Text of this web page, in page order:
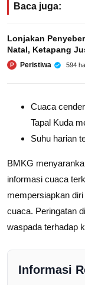
Baca juga:
Lonjakan
Natal, Ketapang
P Peristiwa 594
Cuaca
Tapal Kuda
Suhu harian
BMKG
informasi cuaca
mempersiapkan
cuaca. Peringatan
waspada terhadap
Informasi